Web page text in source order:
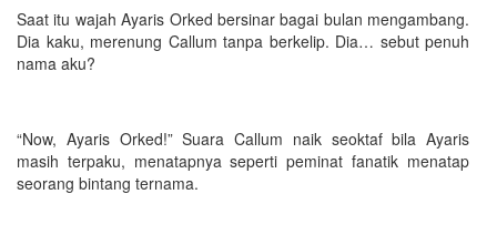
Saat itu wajah Ayaris Orked bersinar bagai bulan mengambang.
Dia kaku, merenung Callum tanpa berkelip. Dia… sebut penuh
nama aku?
“Now, Ayaris Orked!” Suara Callum naik seoktaf bila Ayaris
masih terpaku, menatapnya seperti peminat fanatik menatap
seorang bintang ternama.